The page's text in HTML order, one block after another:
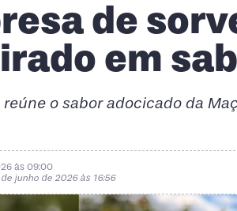
de
em
o sabor adocicado da
às 09:00
junho de 2026 às 16:56